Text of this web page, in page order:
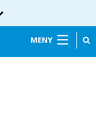
MENY